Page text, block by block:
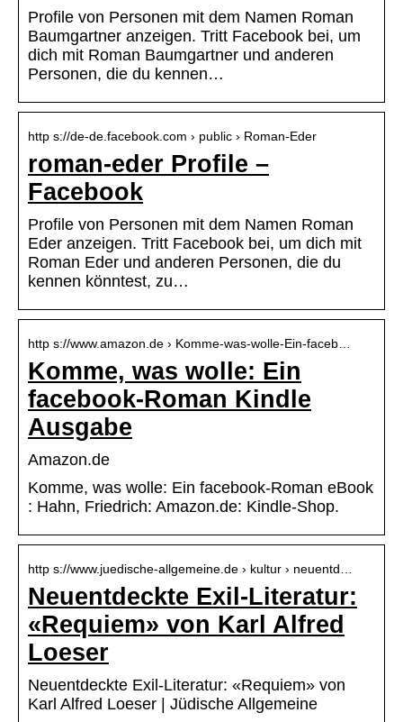
Profile von Personen mit dem Namen Roman
Baumgartner anzeigen. Tritt Facebook bei, um
dich mit Roman Baumgartner und anderen
Personen, die du kennen…
http s://de-de.facebook.com › public › Roman-Eder
roman-eder Profile –
Facebook
Profile von Personen mit dem Namen Roman
Eder anzeigen. Tritt Facebook bei, um dich mit
Roman Eder und anderen Personen, die du
kennen könntest, zu…
http s://www.amazon.de › Komme-was-wolle-Ein-faceb…
Komme, was wolle: Ein
facebook-Roman Kindle
Ausgabe
Amazon.de
Komme, was wolle: Ein facebook-Roman eBook
: Hahn, Friedrich: Amazon.de: Kindle-Shop.
http s://www.juedische-allgemeine.de › kultur › neuentd…
Neuentdeckte Exil-Literatur:
«Requiem» von Karl Alfred
Loeser
Neuentdeckte Exil-Literatur: «Requiem» von
Karl Alfred Loeser | Jüdische Allgemeine